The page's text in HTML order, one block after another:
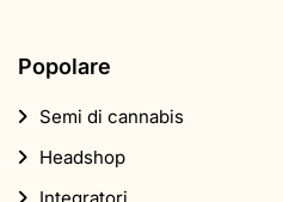
Popolare
Semi di cannabis
Headshop